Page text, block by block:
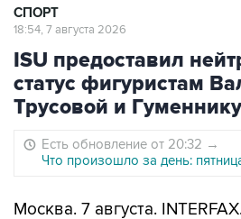
СПОРТ
18:54, 7 августа 2026
ISU предоставил
статус фигуристам
Трусовой и Гуменнику
Есть обновление от 20:32 →
Что произошло за день:
Москва. 7 августа.